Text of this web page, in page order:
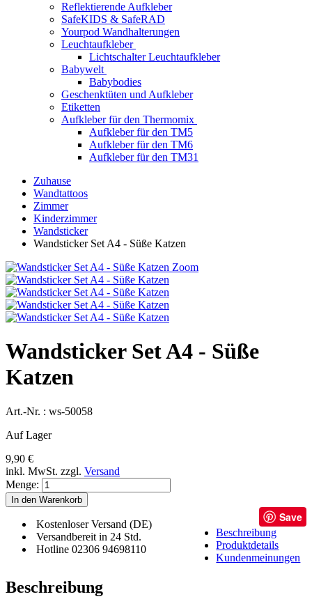
Reflektierende Aufkleber
SafeKIDS & SafeRAD
Yourpod Wandhalterungen
Leuchtaufkleber
Lichtschalter Leuchtaufkleber
Babywelt
Babybodies
Geschenktüten und Aufkleber
Etiketten
Aufkleber für den Thermomix
Aufkleber für den TM5
Aufkleber für den TM6
Aufkleber für den TM31
Zuhause
Wandtattoos
Zimmer
Kinderzimmer
Wandsticker
Wandsticker Set A4 - Süße Katzen
Zoom
Wandsticker Set A4 - Süße
Katzen
Art.-Nr. : ws-50058
Auf Lager
9,90 €
inkl. MwSt. zzgl. Versand
Menge:
In den Warenkorb
Kostenloser Versand (DE)
Versandbereit in 24 Std.
Hotline 02306 94698110
Save
Beschreibung
Produktdetails
Kundenmeinungen
Beschreibung